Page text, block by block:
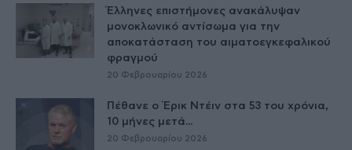
Έλληνες επιστήμονες ανακάλυψαν
μονοκλωνικό αντίσωμα για την
αποκατάσταση του αιματοεγκεφαλικού
φραγμού
20 Φεβρουαρίου 2026
Πέθανε ο Έρικ Ντέιν στα 53 του χρόνια,
10 μήνες μετά...
20 Φεβρουαρίου 2026